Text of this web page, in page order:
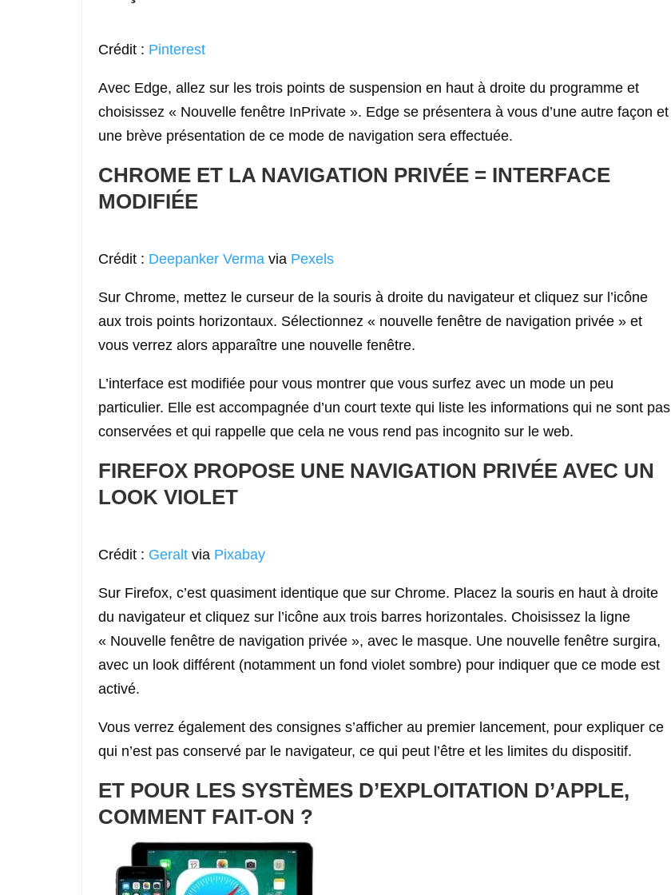
Crédit : Pinterest
Avec Edge, allez sur les trois points de suspension en haut à droite du programme et
choisissez « Nouvelle fenêtre InPrivate ». Edge se présentera à vous d’une autre façon et
une brève présentation de ce mode de navigation sera effectuée.
CHROME ET LA NAVIGATION PRIVÉE = INTERFACE
MODIFIÉE
Crédit : Deepanker Verma via Pexels
Sur Chrome, mettez le curseur de la souris à droite du navigateur et cliquez sur l’icône
aux trois points horizontaux. Sélectionnez « nouvelle fenêtre de navigation privée » et
vous verrez alors apparaître une nouvelle fenêtre.
L’interface est modifiée pour vous montrer que vous surfez avec un mode un peu
particulier. Elle est accompagnée d’un court texte qui liste les informations qui ne sont pas
conservées et qui rappelle que cela ne vous rend pas incognito sur le web.
FIREFOX PROPOSE UNE NAVIGATION PRIVÉE AVEC UN
LOOK VIOLET
Crédit : Geralt via Pixabay
Sur Firefox, c’est quasiment identique que sur Chrome. Placez la souris en haut à droite
du navigateur et cliquez sur l’icône aux trois barres horizontales. Choisissez la ligne
« Nouvelle fenêtre de navigation privée », avec le masque. Une nouvelle fenêtre surgira,
avec un look différent (notamment un fond violet sombre) pour indiquer que ce mode est
activé.
Vous verrez également des consignes s’afficher au premier lancement, pour expliquer ce
qui n’est pas conservé par le navigateur, ce qui peut l’être et les limites du dispositif.
ET POUR LES SYSTÈMES D’EXPLOITATION D’APPLE,
COMMENT FAIT-ON ?